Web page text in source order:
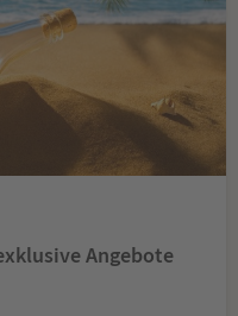
Angebote